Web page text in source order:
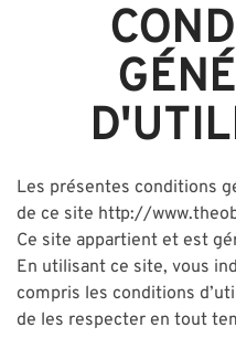
Les présentes conditions
de ce site http://
Ce site appartient et est
En utilisant ce site, vous
compris les conditions
de les respecter en tout